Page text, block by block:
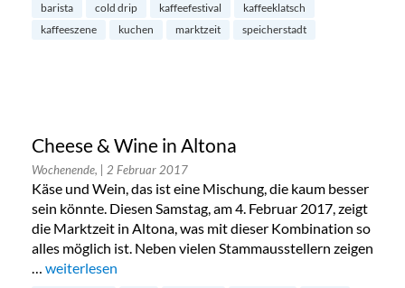
barista cold drip kaffeefestival
kaffeeklatsch
kaffeeszene
kuchen marktzeit speicherstadt
Cheese & Wine in Altona
Wochenende, | 2 Februar 2017
Käse und Wein, das ist eine Mischung, die kaum besser
sein könnte. Diesen Samstag, am 4. Februar 2017, zeigt
die Marktzeit in Altona, was mit dieser Kombination so
alles möglich ist. Neben vielen Stammausstellern zeigen
… „Cheese & Wine in Altona“
weiterlesen